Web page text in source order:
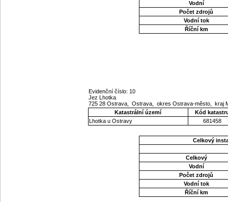
Vodní
Počet zdrojů
Vodní tok
Říční km
Evidenční číslo: 10
Jez Lhotka
725 28 Ostrava, Ostrava, okres Ostrava-město, kraj
Katastrální území
Kód
Lhotka u Ostravy
681458
Celkový
Celkový
Vodní
Počet zdrojů
Vodní tok
Říční km